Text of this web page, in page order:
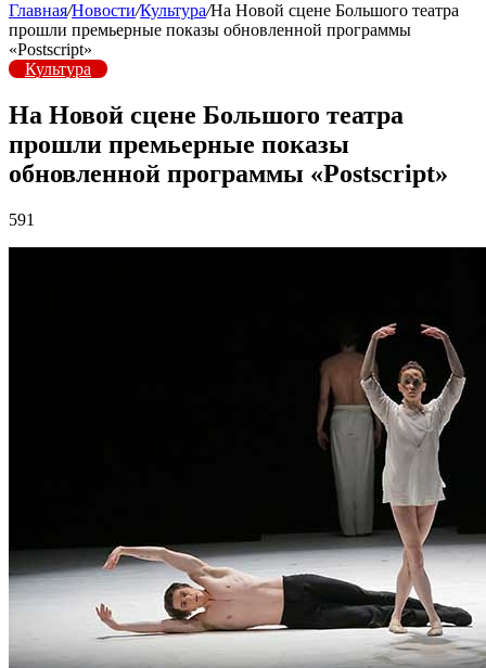
Главная/Новости/Культура/На Новой сцене Большого театра
прошли премьерные показы обновленной программы
«Postscript»
Культура
На Новой сцене Большого театра
прошли премьерные показы
обновленной программы «Postscript»
591